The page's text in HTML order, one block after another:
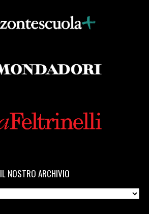
IL NOSTRO ARCHIVIO